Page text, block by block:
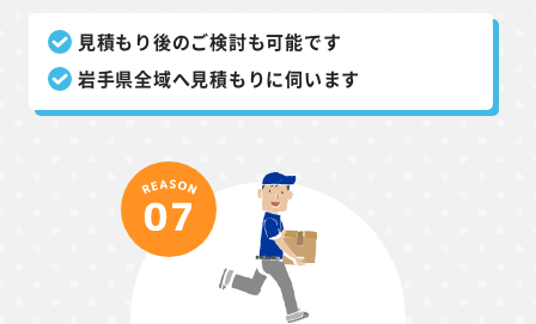
見積もり後のご検討も可能です
岩手県全域へ見積もりに伺います